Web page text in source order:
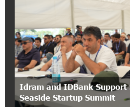
Ucom Introduces the
Package: 3 Services
Month
11:55:53 2-07-2026
"Monaco glamour,
- yet uniquely
how Seven Visions is redefining world-
Idram and IDBank Support
Seaside Startup Summit